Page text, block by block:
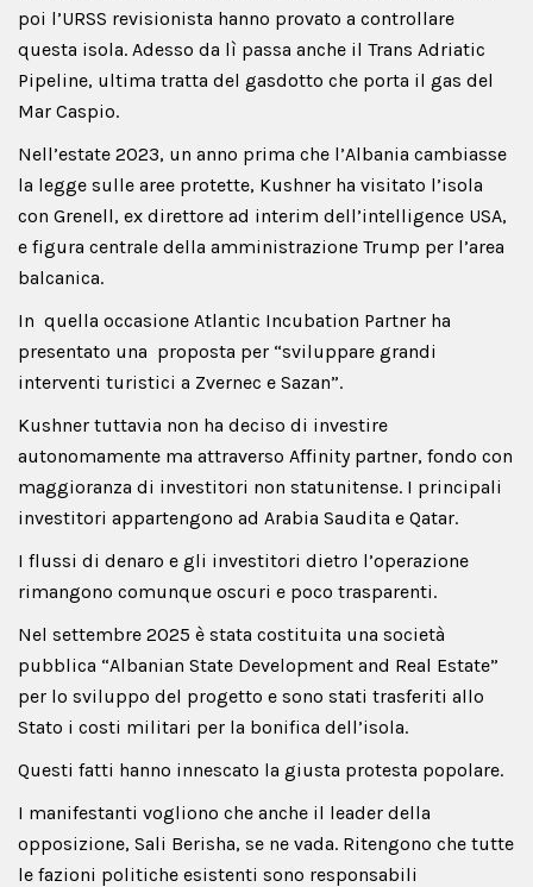
poi l’URSS revisionista hanno provato a controllare
questa isola. Adesso da lì passa anche il Trans Adriatic
Pipeline, ultima tratta del gasdotto che porta il gas del
Mar Caspio.
Nell’estate 2023, un anno prima che l’Albania cambiasse
la legge sulle aree protette, Kushner ha visitato l’isola
con Grenell, ex direttore ad interim dell’intelligence USA,
e figura centrale della amministrazione Trump per l’area
balcanica.
In quella occasione Atlantic Incubation Partner ha
presentato una proposta per “sviluppare grandi
interventi turistici a Zvernec e Sazan”.
Kushner tuttavia non ha deciso di investire
autonomamente ma attraverso Affinity partner, fondo con
maggioranza di investitori non statunitense. I principali
investitori appartengono ad Arabia Saudita e Qatar.
I flussi di denaro e gli investitori dietro l’operazione
rimangono comunque oscuri e poco trasparenti.
Nel settembre 2025 è stata costituita una società
pubblica “Albanian State Development and Real Estate”
per lo sviluppo del progetto e sono stati trasferiti allo
Stato i costi militari per la bonifica dell’isola.
Questi fatti hanno innescato la giusta protesta popolare.
I manifestanti vogliono che anche il leader della
opposizione, Sali Berisha, se ne vada. Ritengono che tutte
le fazioni politiche esistenti sono responsabili